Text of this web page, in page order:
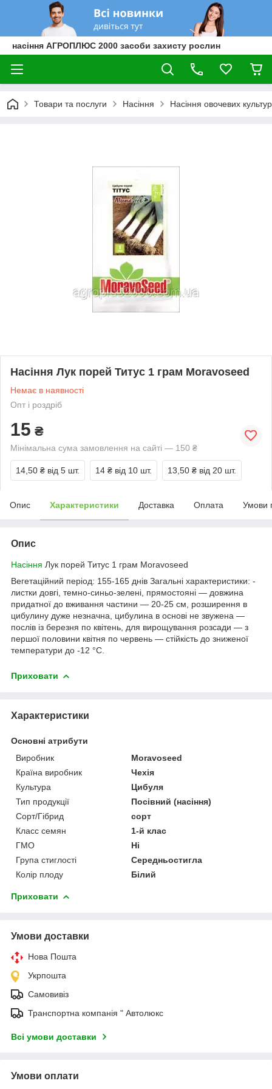
насіння АГРОПЛЮС 2000 засоби захисту рослин
Товари та послуги Насіння Насіння овочевих культур
Насіння Лук порей Титус 1 грам Moravoseed
Немає в наявності
Опт і роздріб
15 ₴
Мінімальна сума замовлення на сайті — 150 ₴
14,50 ₴ від 5 шт. 14 ₴ від 10 шт. 13,50 ₴ від 20 шт.
Опис Характеристики Доставка Оплата Умови
Опис
Насіння Лук порей Титус 1 грам Moravoseed
Вегетаційний період: 155-165 днів Загальні характеристики: -
листки довгі, темно-синьо-зелені, прямостояні — довжина
придатної до вживання частини — 20-25 см, розширення в
цибулину дуже незначна, цибулина в основі не звужена —
послів із березня по квітень, для вирощування розсади — з
першої половини квітня по червень — стійкість до зниженої
температури до -12 °C.
Приховати
Характеристики
Основні атрибути
Виробник
Moravoseed
Країна виробник
Чехія
Культура
Цибуля
Тип продукції
Посівний (насіння)
Сорт/Гібрид
сорт
Класс семян
1-й клас
ГМО
Ні
Група стиглості
Середньостигла
Колір плоду
Білий
Приховати
Умови доставки
Нова Пошта
Укрпошта
Самовивіз
Транспортна компанія " Автолюкс
Всі умови доставки
Умови оплати